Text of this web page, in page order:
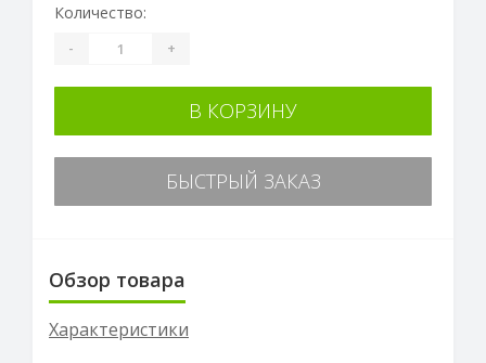
Количество:
- +
В КОРЗИНУ
БЫСТРЫЙ ЗАКАЗ
Обзор товара
Характеристики